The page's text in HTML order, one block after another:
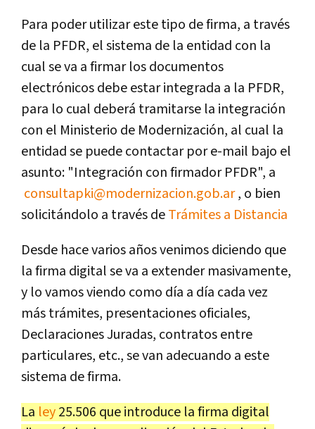
Para poder utilizar este tipo de firma, a través
de la PFDR, el sistema de la entidad con la
cual se va a firmar los documentos
electrónicos debe estar integrada a la PFDR,
para lo cual deberá tramitarse la integración
con el Ministerio de Modernización, al cual la
entidad se puede contactar por e-mail bajo el
asunto: "Integración con firmador PFDR", a
consultapki@modernizacion.gob.ar, o bien
solicitándolo a través deTrámites a Distancia
Desde hace varios años venimos diciendo que
la firma digital se va a extender masivamente,
y lo vamos viendo como día a día cada vez
más trámites, presentaciones oficiales,
Declaraciones Juradas, contratos entre
particulares, etc., se van adecuando a este
sistema de firma.
La ley25.506 que introduce la firma digital